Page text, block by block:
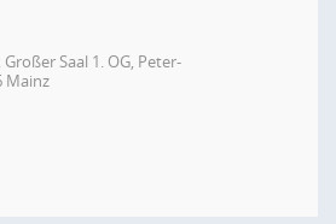
Saal 1. OG, Peter-
Mainz